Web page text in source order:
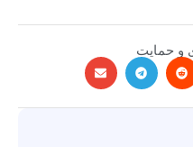
و حمایت